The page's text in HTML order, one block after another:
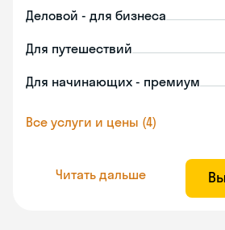
Деловой - для бизнеса
Для путешествий
Для начинающих - премиум
Все услуги и цены (4)
Читать дальше